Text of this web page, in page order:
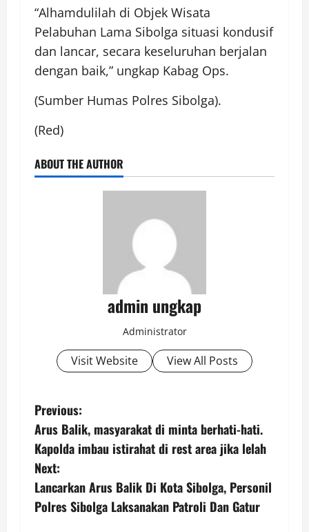
“Alhamdulilah di Objek Wisata
Pelabuhan Lama Sibolga situasi kondusif
dan lancar, secara keseluruhan berjalan
dengan baik,” ungkap Kabag Ops.
(Sumber Humas Polres Sibolga).
(Red)
ABOUT THE AUTHOR
admin ungkap
Administrator
Visit Website View All Posts
P
o
s
t
Previous:
Arus Balik, masyarakat di minta berhati-hati.
Kapolda imbau istirahat di rest area jika lelah
Next:
Lancarkan Arus Balik Di Kota Sibolga, Personil
Polres Sibolga Laksanakan Patroli Dan Gatur